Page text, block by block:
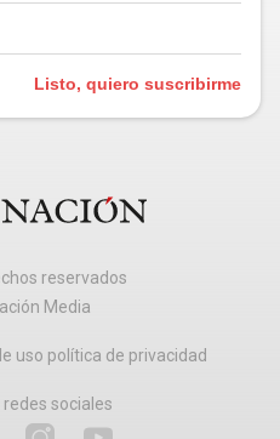
Listo, quiero suscribirme
reservados
Media
uso política de privacidad
sociales